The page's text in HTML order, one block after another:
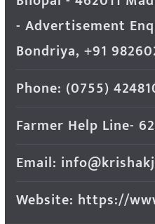
- Advertisement
Bondriya, +91
Phone: (0755)
Farmer Help Line-
Email:
Website: https://